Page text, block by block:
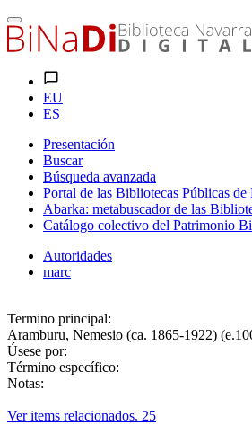
EU
ES
Presentación
Buscar
Búsqueda avanzada
Portal de las Bibliotecas Públicas de
Abarka: metabuscador de las
Catálogo colectivo del Patrimonio
Autoridades
marc
Termino principal:
Aramburu, Nemesio (ca. 1865-1922)
Úsese por:
Término específico:
Notas:
Ver items relacionados. 25